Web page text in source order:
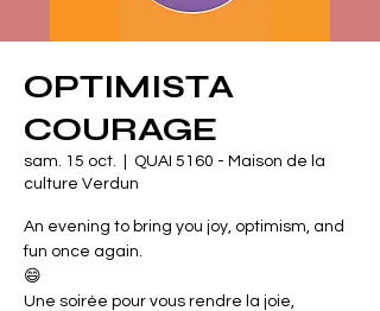
OPTIMISTA
COURAGE
sam. 15 oct.
QUAI 5160 - Maison de la
culture Verdun
An evening to bring you joy, optimism, and
fun once again.
😄
Une soirée pour vous rendre la joie,